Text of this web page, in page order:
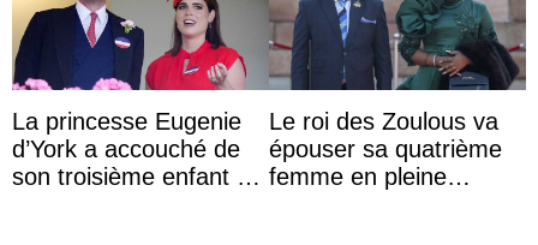
La princesse Eugenie
d’York a accouché de
son troisième enfant et
Le roi des Zoulous va
épouser sa quatrième
femme en pleine